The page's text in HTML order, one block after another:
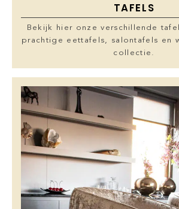
TAFELS
Bekijk hier onze verschillende
prachtige eettafels, salontafels en
collectie.